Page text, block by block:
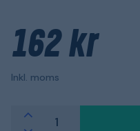
162 kr
Inkl. moms